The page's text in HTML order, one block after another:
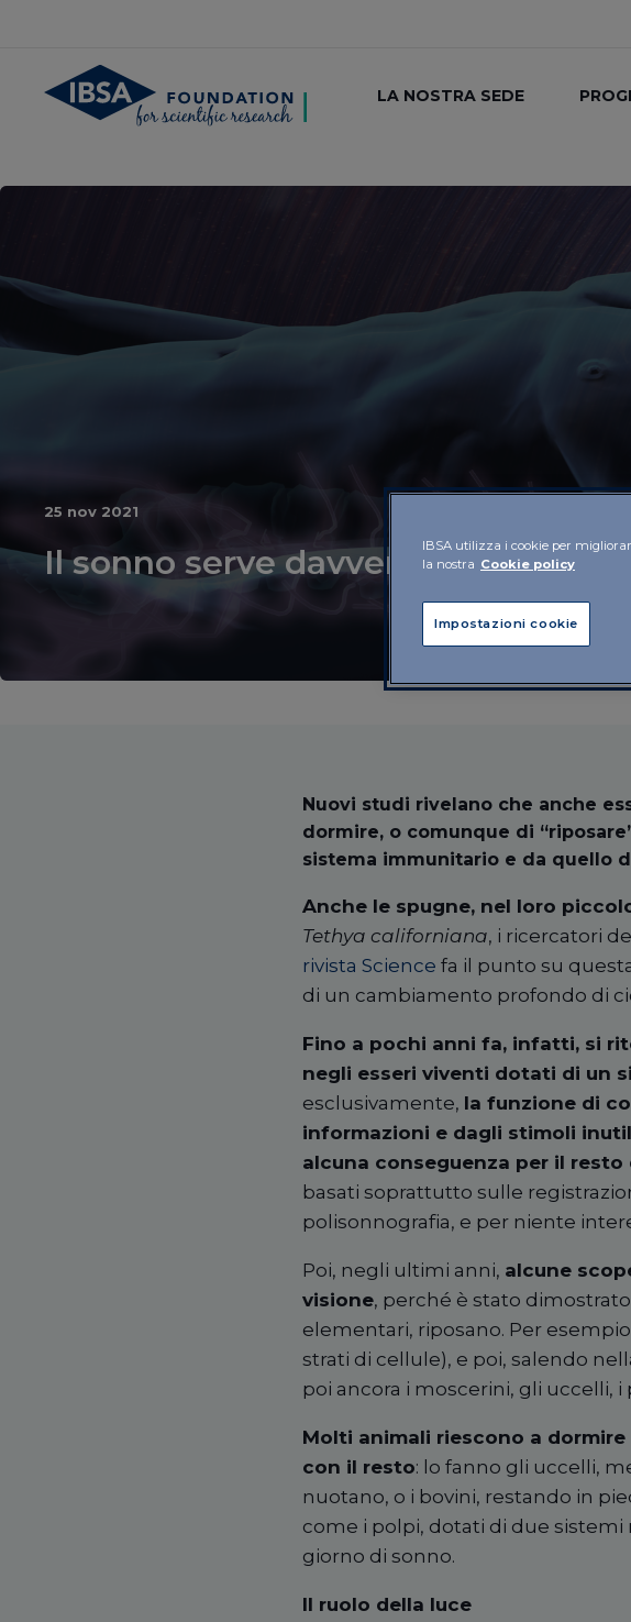
LA NOSTRA SEDE
25 nov 2021
Il sonno serve davvero solo al
Nuovi studi rivelano che anche
dormire, o comunque di
sistema immunitario e da quello
Anche le spugne, nel loro
Tethya californiana, i ricercatori
rivista Science fa il punto su
di un cambiamento profondo di
Fino a pochi anni fa, infatti, si
negli esseri viventi dotati di un
esclusivamente, la funzione di
informazioni e dagli stimoli
alcuna conseguenza per il resto
basati soprattutto sulle
polisonnografia, e per niente
Poi, negli ultimi anni, alcune
visione, perché è stato
elementari, riposano. Per
strati di cellule), e poi, salendo
poi ancora i moscerini, gli uccelli, i
Molti animali riescono a
con il resto: lo fanno gli uccelli,
nuotano, o i bovini, restando in
come i polpi, dotati di due sistemi
giorno di sonno.
Il ruolo della luce
IBSA utilizza i cookie per
la nostra Cookie policy
Impostazioni cookie